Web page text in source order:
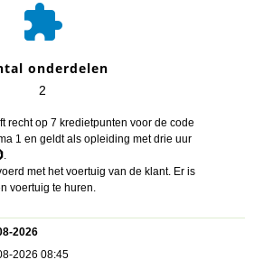

onderdelen
2
recht op 7 kredietpunten voor de code
1 en geldt als opleiding met drie uur
met het voertuig van de klant. Er is
voertuig te huren.
2026
2026 08:45